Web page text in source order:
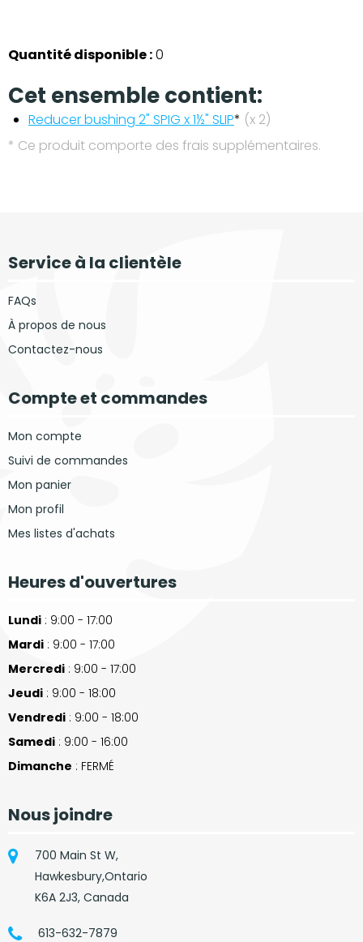
Quantité disponible :0
Cet ensemble contient:
Reducer bushing 2" SPIG x 1½" SLIP* (x 2)
* Ce produit comporte des frais supplémentaires.
Service à la clientèle
FAQs
À propos de nous
Contactez-nous
Compte et commandes
Mon compte
Suivi de commandes
Mon panier
Mon profil
Mes listes d'achats
Heures d'ouvertures
Lundi : 9:00 - 17:00
Mardi : 9:00 - 17:00
Mercredi : 9:00 - 17:00
Jeudi : 9:00 - 18:00
Vendredi : 9:00 - 18:00
Samedi : 9:00 - 16:00
Dimanche : FERMÉ
Nous joindre
700 Main St W,
Hawkesbury,Ontario
K6A 2J3, Canada
613-632-7879